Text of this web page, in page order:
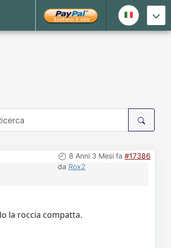
8 Anni 3 Mesi fa #17386
da Rox2
la roccia compatta.